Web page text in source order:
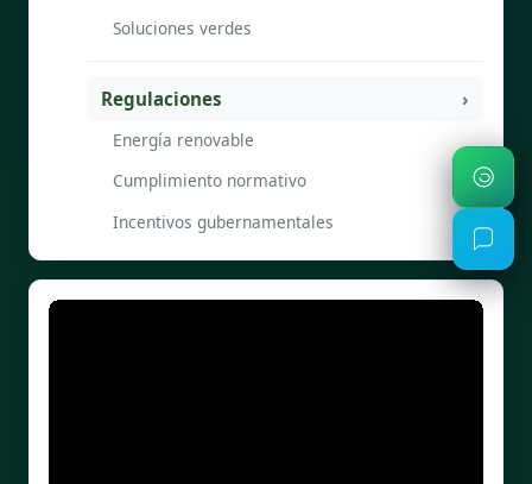
Soluciones verdes
Regulaciones
Energía renovable
Cumplimiento normativo
Incentivos gubernamentales